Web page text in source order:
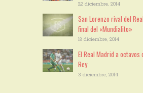
22 diciembre, 2014
San Lorenzo rival del
final del «Mundialito»
18 diciembre, 2014
El Real Madrid a octavos
Rey
3 diciembre, 2014